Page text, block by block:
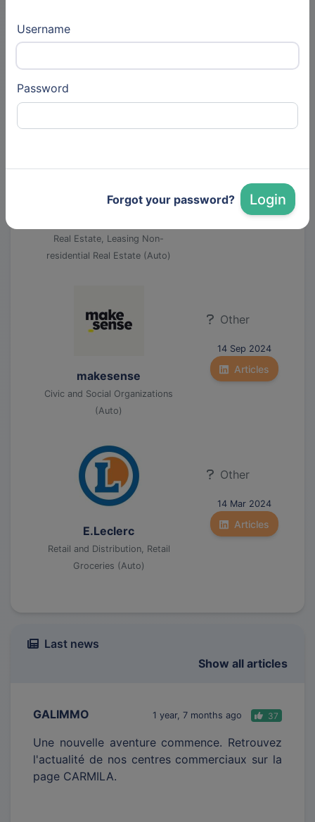
Username
Password
Forgot your password? Login
Civic and Social Organizations
Articles
Siec, the retail real estate
Real Estate, Leasing Non-
residential Real Estate (Auto)
24 May 2024
Articles
makesense
Civic and Social Organizations
(Auto)
Other
14 Sep 2024
Articles
E.Leclerc
Retail and Distribution, Retail
Groceries (Auto)
Other
14 Mar 2024
Articles
Last news
Show all articles
GALIMMO 1 year, 7 months ago 37
Une nouvelle aventure commence. Retrouvez
l'actualité de nos centres commerciaux sur la
page CARMILA.